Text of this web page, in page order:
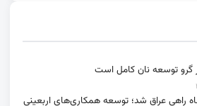
گرو توسعه نان کامل است
راهی عراق شد؛ توسعه همکاری‌های اربعینی